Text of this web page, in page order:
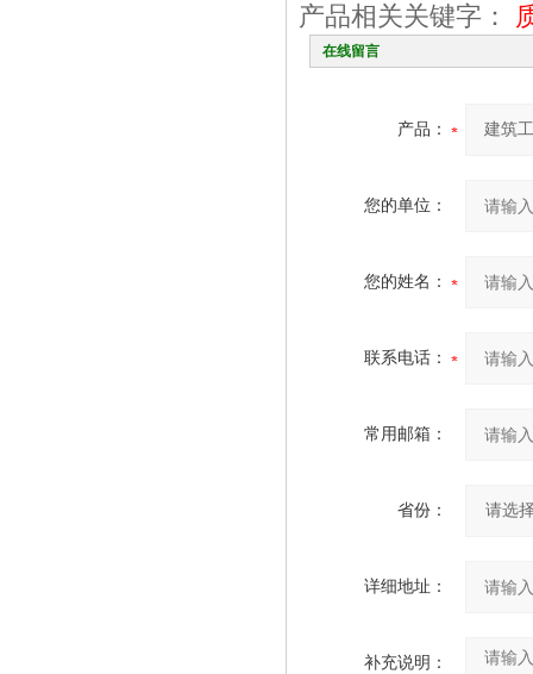
产品相关关键字：
在线留言
产品：
您的单位：
您的姓名：
联系电话：
常用邮箱：
省份：
详细地址：
补充说明：